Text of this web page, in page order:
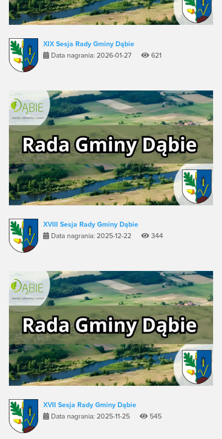
XIX Sesja Rady Gminy Dąbie
Data nagrania: 2026-01-27
621
XVIII Sesja Rady Gminy Dąbie
Data nagrania: 2025-12-22
344
XVII Sesja Rady Gminy Dąbie
Data nagrania: 2025-11-25
545